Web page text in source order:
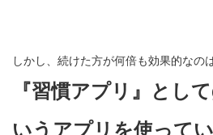
しかし、続けた方が何倍も効果的なの
『習慣アプリ』とし
いうアプリを使ってい